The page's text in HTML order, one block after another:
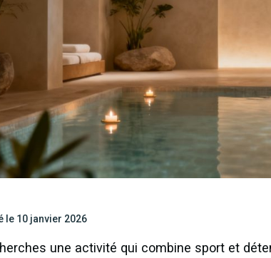
le 10 janvier 2026
une activité qui combine sport et